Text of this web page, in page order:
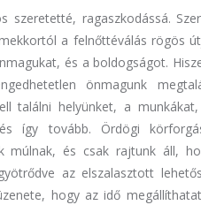
ragaszkodássá.
a felnőttéválás rögös
és a boldogságot.
önmagunk
találni helyünket, a
így tovább. Ördögi
múlnak, és csak rajtunk áll,
az elszalasztott
hogy az idő